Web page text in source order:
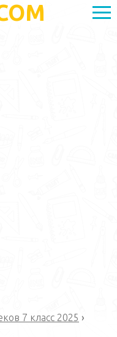
7 класс 2025 ›